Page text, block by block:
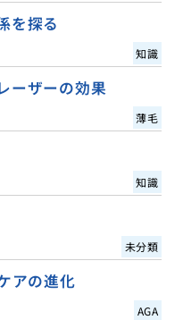
を探る
知識
ーザーの効果
薄毛
知識
未分類
アの進化
AGA